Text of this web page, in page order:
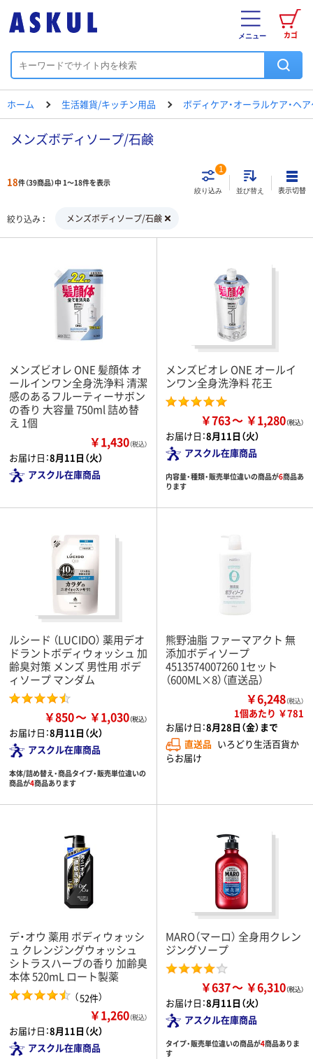
カゴ
メニュー
ホーム 生活雑貨/キッチン用品 ボディケア・オーラルケア・ヘ
メンズボディソープ/石鹸
18件（39商品）中 1～18件を表示
絞り込み
1
並び替え 表示切替
絞り込み メンズボディソープ/石鹸
メンズビオレ ONE 髪顔体 オ
ールインワン全身洗浄料 清潔
感のあるフルーティーサボン
の香り 大容量 750ml 詰め替
え 1個
￥1,430（税込）
お届け日：8月11日（火）
アスクル在庫商品
メンズビオレ ONE オールイ
ンワン全身洗浄料 花王
￥763 ￥1,280
お届け日：8月11日（火）
アスクル在庫商品
内容量・種類・販売単位違いの商品が6商品あ
ります
ルシード （LUCIDO） 薬用デオ
ドラントボディウォッシュ 加
齢臭対策 メンズ 男性用 ボデ
ィソープ マンダム
￥850 ￥1,030
お届け日：8月11日（火）
アスクル在庫商品
本体/詰め替え・商品タイプ・販売単位違いの
商品が4商品あります
熊野油脂 ファーマアクト 無
添加ボディソープ
4513574007260 1セット
（600ML×8）（直送品）
￥6,248（税込）
1個あたり ￥781
お届け日：8月28日（金）まで
直送品 いろどり生活百貨か
らお届け
デ・オウ 薬用 ボディウォッシ
ュ クレンジングウォッシュ
シトラスハーブの香り 加齢臭
本体 520mL ロート製薬
（52件）
￥1,260（税込）
お届け日：8月11日（火）
アスクル在庫商品
MARO（マーロ） 全身用クレン
ジングソープ
￥637 ￥6,310
お届け日：8月11日（火）
アスクル在庫商品
タイプ・販売単位違いの商品が4商品ありま
す